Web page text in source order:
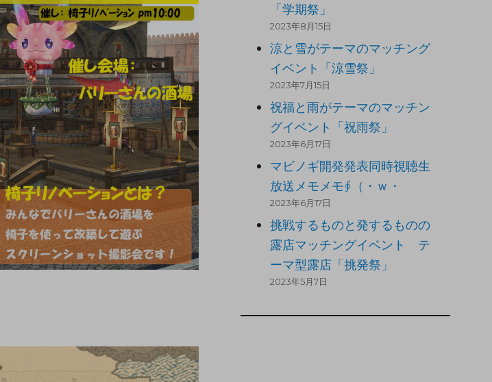
「学期祭」
2023年8月15日
涼と雪がテーマのマッチング
イベント「涼雪祭」
2023年7月15日
祝福と雨がテーマのマッチン
グイベント「祝雨祭」
2023年6月17日
マビノギ開発発表同時視聴生
放送メモメモ∮（・ｗ・
2023年6月17日
挑戦するものと発するものの
露店マッチングイベント テ
ーマ型露店「挑発祭」
2023年5月7日